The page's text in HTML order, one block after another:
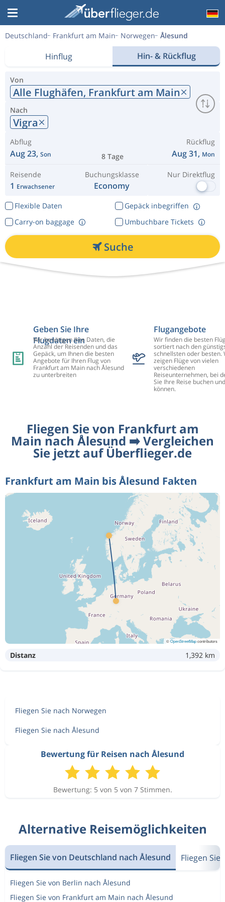
Deutschland Frankfurt am Main Norwegen Ålesund
Hinflug Hin- & Rückflug
Von
Alle Flughäfen, Frankfurt am Main
Nach
Vigra
Abflug
Aug 23, Son 8 Tage
Rückflug
Aug 31, Mon
Reisende
1 Erwachsener
Buchungsklasse
Economy
Nur Direktflug
Flexible Daten
Gepäck inbegriffen
Umbuchbare Tickets
Carry-on baggage
Suche
Geben Sie Ihre
Flugdaten ein
Wir benötigen Ihre Daten, die
Anzahl der Reisenden und das
Gepäck, um Ihnen die besten
Angebote für Ihren Flug von
Frankfurt am Main nach Ålesund
zu unterbreiten
Flugangebote
Wir finden die besten
sortiert nach den
schnellsten oder besten.
zeigen Flüge von vielen
verschiedenen
Reiseunternehmen, bei
Sie Ihre Reise buchen
können.
Fliegen Sie von Frankfurt am
Main nach Ålesund ➡️ Vergleichen
Sie jetzt auf Überflieger.de
Frankfurt am Main bis Ålesund Fakten
©OpenStreetMapcontributors
Distanz 1,392 km
Fliegen Sie nach Norwegen
Fliegen Sie nach Ålesund
Bewertung für Reisen nach Ålesund
Bewertung: 5 von 5 von 7 Stimmen.
Alternative Reisemöglichkeiten
Fliegen Sie von Deutschland nach Ålesund Fliegen
Fliegen Sie von Berlin nach Ålesund
Fliegen Sie von Frankfurt am Main nach Ålesund